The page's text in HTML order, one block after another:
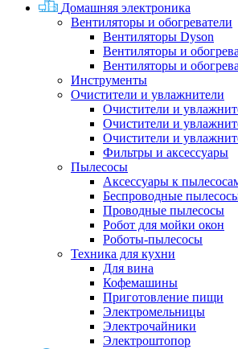
Домашняя электроника
Вентиляторы и обогреватели
Вентиляторы Dyson
Вентиляторы и
Вентиляторы и
Инструменты
Очистители и увлажнители
Очистители и
Очистители и
Очистители и
Фильтры и аксессуары
Пылесосы
Аксессуары к
Беспроводные
Проводные пылесосы
Робот для мойки окон
Роботы-пылесосы
Техника для кухни
Для вина
Кофемашины
Приготовление пищи
Электромельницы
Электрочайники
Электроштопор